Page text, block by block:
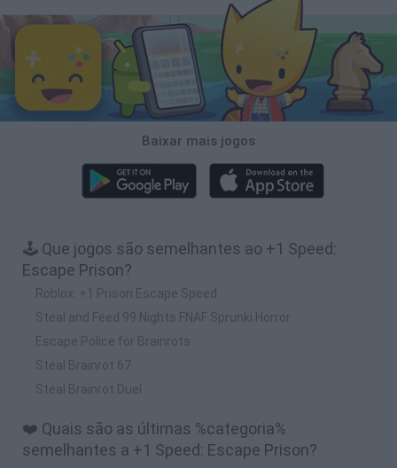
Baixar mais jogos
🕹️ Que jogos são semelhantes ao +1 Speed:
Escape Prison?
Roblox: +1 Prison Escape Speed
Steal and Feed 99 Nights FNAF Sprunki Horror
Escape Police for Brainrots
Steal Brainrot 67
Steal Brainrot Duel
❤️ Quais são as últimas %categoria%
semelhantes a +1 Speed: Escape Prison?